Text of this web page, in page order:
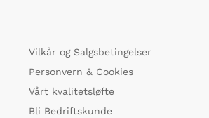
Vilkår og Salgsbetingelser
Personvern & Cookies
Vårt kvalitetsløfte
Bli Bedriftskunde